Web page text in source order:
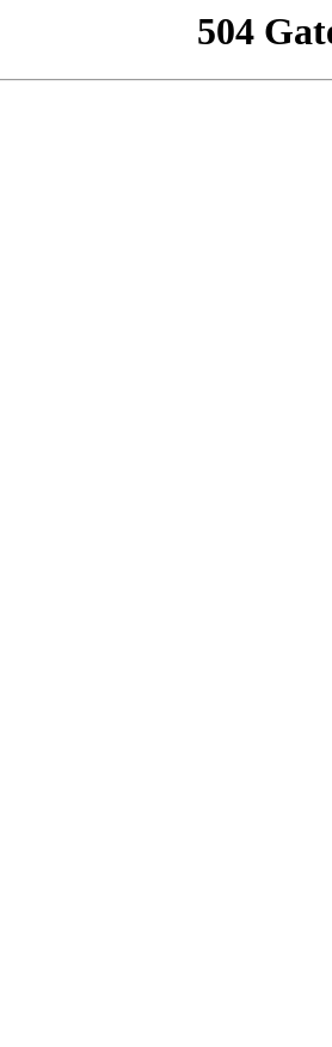
504